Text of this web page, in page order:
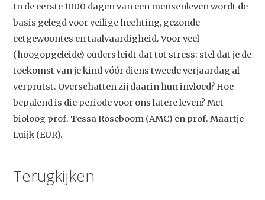
In de eerste 1000 dagen van een mensenleven wordt de
basis gelegd voor veilige hechting, gezonde
eetgewoontes en taalvaardigheid. Voor veel
(hoogopgeleide) ouders leidt dat tot stress: stel dat je de
toekomst van je kind vóór diens tweede verjaardag al
verprutst. Overschatten zij daarin hun invloed? Hoe
bepalend is die periode voor ons latere leven? Met
bioloog prof. Tessa Roseboom (AMC) en prof. Maartje
Luijk (EUR).
Terugkijken